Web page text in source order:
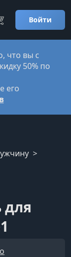
Войти
что вы с
50% по
его
для